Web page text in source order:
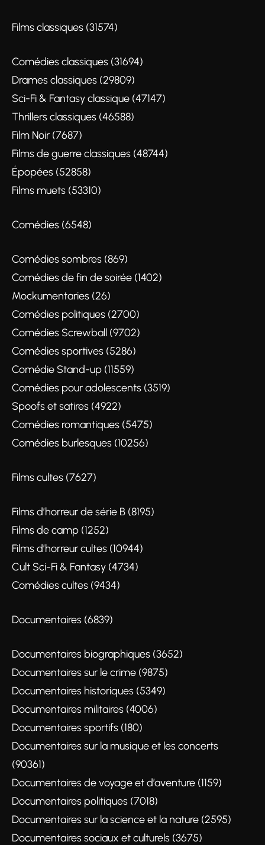
Films classiques (31574)
Comédies classiques (31694)
Drames classiques (29809)
Sci-Fi & Fantasy classique (47147)
Thrillers classiques (46588)
Film Noir (7687)
Films de guerre classiques (48744)
Épopées (52858)
Films muets (53310)
Comédies (6548)
Comédies sombres (869)
Comédies de fin de soirée (1402)
Mockumentaries (26)
Comédies politiques (2700)
Comédies Screwball (9702)
Comédies sportives (5286)
Comédie Stand-up (11559)
Comédies pour adolescents (3519)
Spoofs et satires (4922)
Comédies romantiques (5475)
Comédies burlesques (10256)
Films cultes (7627)
Films d’horreur de série B (8195)
Films de camp (1252)
Films d’horreur cultes (10944)
Cult Sci-Fi & Fantasy (4734)
Comédies cultes (9434)
Documentaires (6839)
Documentaires biographiques (3652)
Documentaires sur le crime (9875)
Documentaires historiques (5349)
Documentaires militaires (4006)
Documentaires sportifs (180)
Documentaires sur la musique et les concerts
(90361)
Documentaires de voyage et d’aventure (1159)
Documentaires politiques (7018)
Documentaires sur la science et la nature (2595)
Documentaires sociaux et culturels (3675)